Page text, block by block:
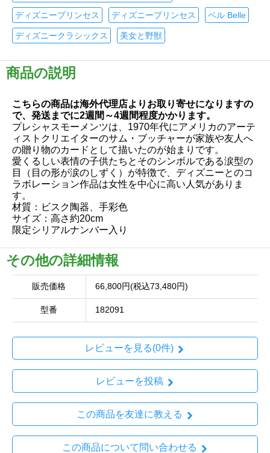
ディズニープリンセス ディズニープリンセス ベル Belle
ディズニークラシックス 美女と野獣
商品の説明
こちらの商品は海外代理店よりお取り寄せになりますの
で、発送までに2週間～4週間程度かかります。
プレシャスモーメンツは、1970年代にアメリカのアーテ
ィストクリエイターのサム・ブッチャーが家族や友人へ
の贈り物のカードとして描いたのが始まりです。
愛くるしい表情の子供たちとそのシンボルである涙型の
目（目の形が涙のしずく）が特徴で、ディズニーとのコ
ラボレーション作品は女性を中心に高い人気がありま
す。
材質：ビスク陶器、手彩色
サイズ：高さ約20cm
限定シリアルナンバー入り
その他の詳細情報
販売価格 66,800円(税込73,480円)
型番 182091
レビューを見る(0件)
レビューを投稿
この商品を友達に教える
この商品について問い合わせる